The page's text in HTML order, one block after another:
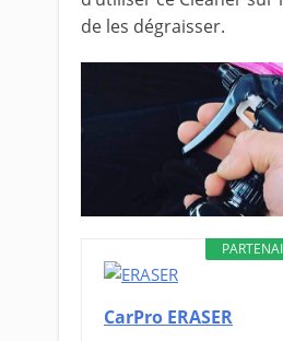
de les dégraisser.
CarPro ERASER